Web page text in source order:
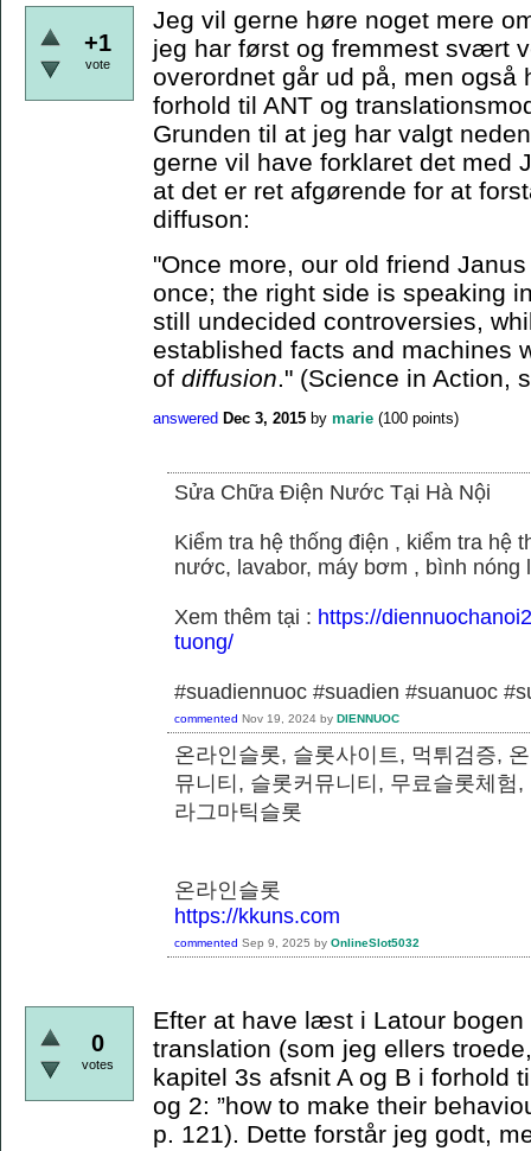
+1
vote
Jeg vil gerne høre noget mere
jeg har først og fremmest svært
overordnet går ud på, men også
forhold til ANT og
Grunden til at jeg har valgt
gerne vil have forklaret det med
at det er ret afgørende for at
diffuson:
"Once more, our old friend
once; the right side is speaking
still undecided controversies,
established facts and machines
of diffusion ." (Science in Action,
answered Dec 3, 2015 by marie (100 points)
Sửa Chữa Điện Nước Tại Hà Nội
Kiểm tra hệ thống điện , kiểm tra hệ
nước, lavabor, máy bơm , bình nóng
Xem thêm tại : https://
tuong/
#suadiennuoc #suadien #suanuoc
commented Nov 19, 2024 by DIENNUOC
온라인슬롯, 슬롯사이트, 먹튀검증,
뮤니티, 슬롯커뮤니티, 무료슬롯체험
라그마틱슬롯
온라인슬롯
https://kkuns.com
commented Sep 9, 2025 by OnlineSlot5032
0
votes
Efter at have læst i Latour
translation (som jeg ellers
kapitel 3s afsnit A og B i forhold
og 2: ”how to make their
p. 121). Dette forstår jeg godt,